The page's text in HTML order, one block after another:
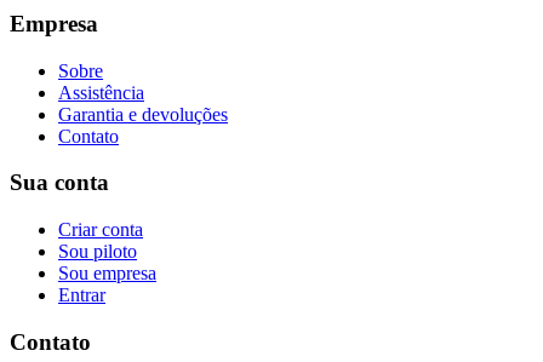
Empresa
Sobre
Assistência
Garantia e devoluções
Contato
Sua conta
Criar conta
Sou piloto
Sou empresa
Entrar
Contato